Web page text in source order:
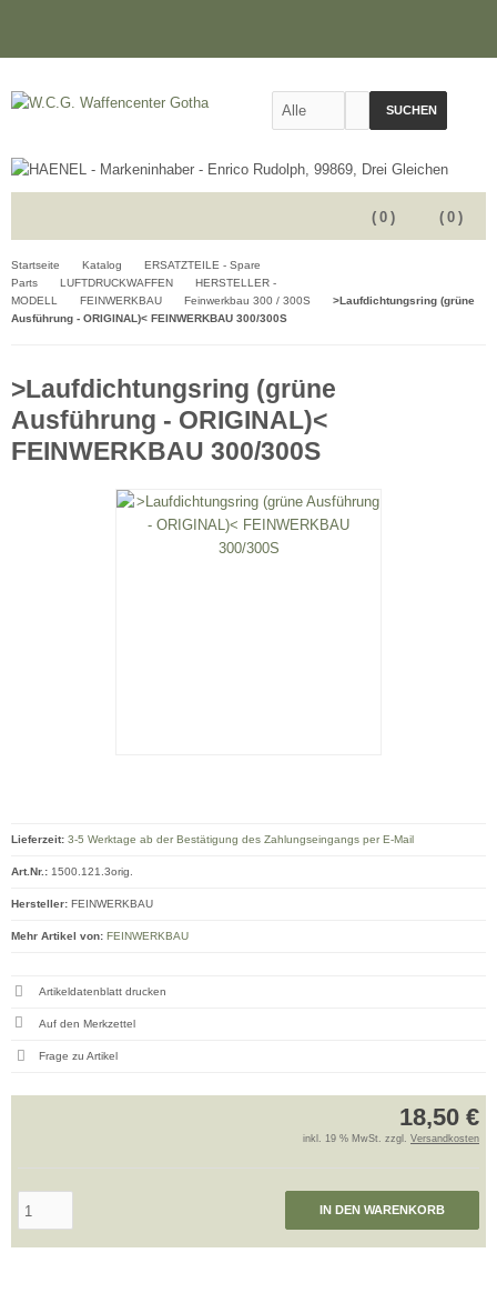
SUCHEN
( 0 )
( 0 )
Startseite Katalog
ERSATZTEILE - Spare
Parts
LUFTDRUCKWAFFEN
HERSTELLER -
MODELL
FEINWERKBAU Feinwerkbau 300 / 300S
>Laufdichtungsring (grüne
Ausführung - ORIGINAL)< FEINWERKBAU 300/300S
>Laufdichtungsring (grüne
Ausführung - ORIGINAL)<
FEINWERKBAU 300/300S
18,50 €
inkl. 19 % MwSt. zzgl. Versandkosten
IN DEN WARENKORB
Lieferzeit: 3-5 Werktage ab der Bestätigung des Zahlungseingangs per E-Mail
Art.Nr.: 1500.121.3orig.
Hersteller: FEINWERKBAU
Mehr Artikel von: FEINWERKBAU
Artikeldatenblatt drucken
Frage zu Artikel